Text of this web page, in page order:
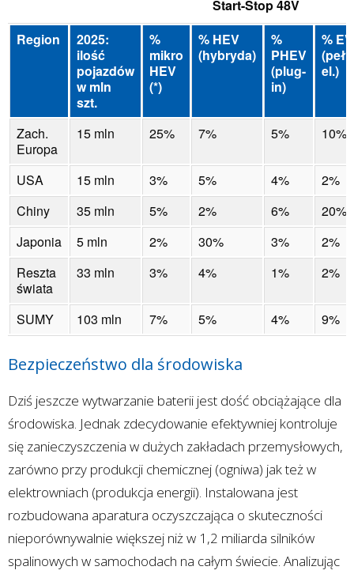
Start-Stop 48V
Region
2025:
ilość
pojazdów
w mln
szt.
%
mikro
HEV
(*)
% HEV
(hybryda)
%
PHEV
(plug-
in)
% EV
el.)
Zach.
Europa
15 mln 25% 7% 5% 10%
USA 15 mln 3% 5% 4%
2%
Chiny
35 mln 5% 2% 6%
20%
Japonia
5 mln 2% 30% 3%
2%
Reszta
świata
33 mln 3% 4% 1% 2%
SUMY 103 mln 7% 5% 4% 9%
Bezpieczeństwo dla środowiska
Dziś jeszcze wytwarzanie baterii jest dość obciążające dla
środowiska. Jednak zdecydowanie efektywniej kontroluje
się zanieczyszczenia w dużych zakładach przemysłowych,
zarówno przy produkcji chemicznej (ogniwa) jak też w
elektrowniach (produkcja energii). Instalowana jest
rozbudowana aparatura oczyszczająca o skuteczności
nieporównywalnie większej niż w 1,2 miliarda silników
spalinowych w samochodach na całym świecie. Analizując